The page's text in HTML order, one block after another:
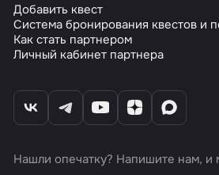
Добавить квест
Система бронирования квестов и
Как стать партнером
Личный кабинет партнера
Нашли опечатку? Напишите нам, и